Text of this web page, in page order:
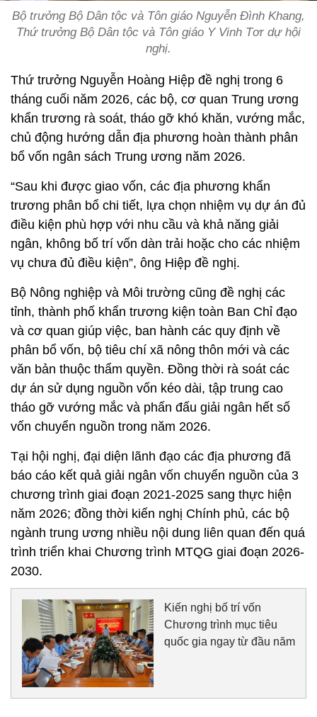
Bộ trưởng Bộ Dân tộc và Tôn giáo Nguyễn Đình Khang,
Thứ trưởng Bộ Dân tộc và Tôn giáo Y Vinh Tơr dự hội
nghị.
Thứ trưởng Nguyễn Hoàng Hiệp đề nghị trong 6
tháng cuối năm 2026, các bộ, cơ quan Trung ương
khẩn trương rà soát, tháo gỡ khó khăn, vướng mắc,
chủ động hướng dẫn địa phương hoàn thành phân
bổ vốn ngân sách Trung ương năm 2026.
“Sau khi được giao vốn, các địa phương khẩn
trương phân bổ chi tiết, lựa chọn nhiệm vụ dự án đủ
điều kiện phù hợp với nhu cầu và khả năng giải
ngân, không bố trí vốn dàn trải hoặc cho các nhiệm
vụ chưa đủ điều kiện”, ông Hiệp đề nghị.
Bộ Nông nghiệp và Môi trường cũng đề nghị các
tỉnh, thành phố khẩn trương kiện toàn Ban Chỉ đạo
và cơ quan giúp việc, ban hành các quy định về
phân bổ vốn, bộ tiêu chí xã nông thôn mới và các
văn bản thuộc thẩm quyền. Đồng thời rà soát các
dự án sử dụng nguồn vốn kéo dài, tập trung cao
tháo gỡ vướng mắc và phấn đấu giải ngân hết số
vốn chuyển nguồn trong năm 2026.
Tại hội nghị, đại diện lãnh đạo các địa phương đã
báo cáo kết quả giải ngân vốn chuyển nguồn của 3
chương trình giai đoạn 2021-2025 sang thực hiện
năm 2026; đồng thời kiến nghị Chính phủ, các bộ
ngành trung ương nhiều nội dung liên quan đến quá
trình triển khai Chương trình MTQG giai đoạn 2026-
2030.
Kiến nghị bố trí vốn
Chương trình mục tiêu
quốc gia ngay từ đầu năm